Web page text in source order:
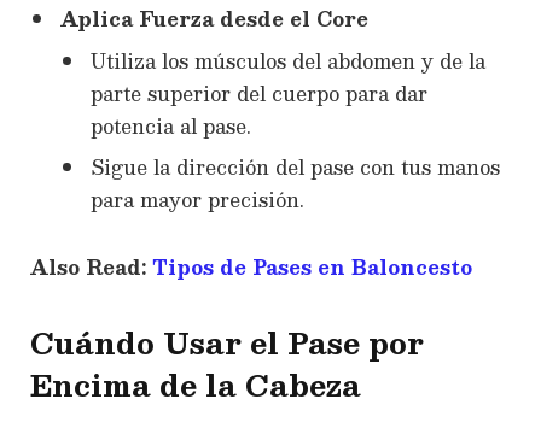
Aplica Fuerza desde el Core
Utiliza los músculos del abdomen y de la
parte superior del cuerpo para dar
potencia al pase.
Sigue la dirección del pase con tus manos
para mayor precisión.
Also Read:Tipos de Pases en Baloncesto
Cuándo Usar el Pase por
Encima de la Cabeza